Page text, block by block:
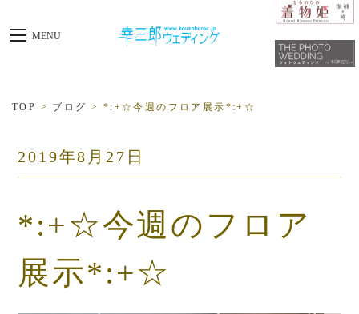
toggle
navigation
MENU
TOP > ブログ > *:+☆今週のフロア展示*:+☆
2019年8月27日
*:+☆今週のフロア
展示*:+☆